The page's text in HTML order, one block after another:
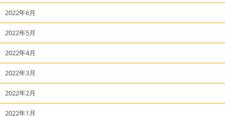
2022年6月
2022年5月
2022年4月
2022年3月
2022年2月
2022年1月